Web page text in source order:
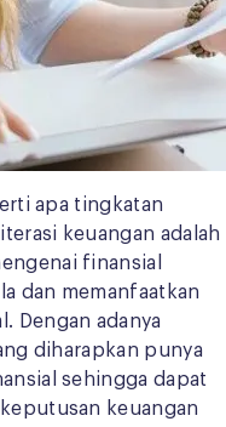
apa tingkatan
keuangan adalah
finansial
dan memanfaatkan
Dengan adanya
diharapkan punya
sehingga dapat
keuangan